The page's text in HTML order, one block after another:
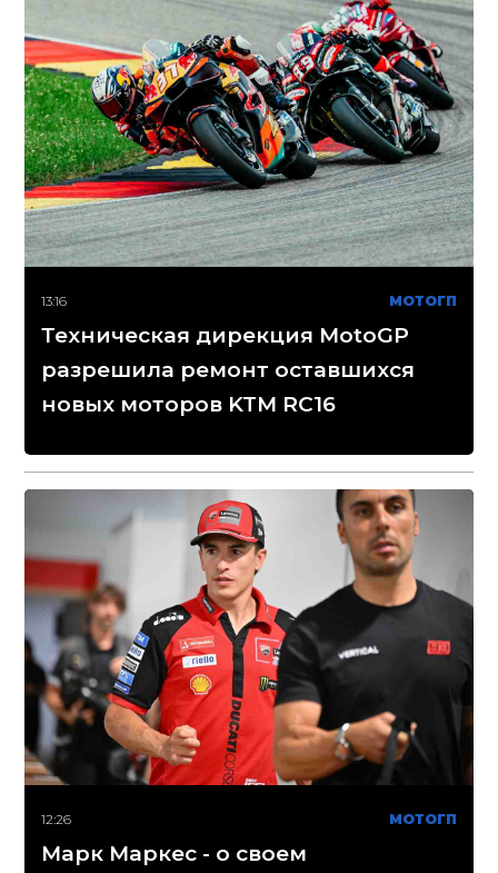
13:16 МОТОГП
Техническая дирекция MotoGP
разрешила ремонт оставшихся
новых моторов KTM RC16
12:26 МОТОГП
Марк Маркес - о своем